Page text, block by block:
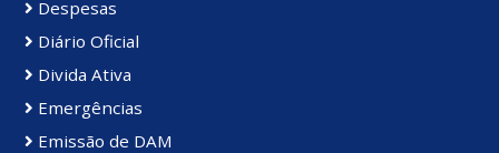
Despesas
Diário Oficial
Divida Ativa
Emergências
Emissão de DAM